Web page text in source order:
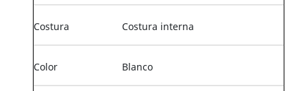
Costura Costura interna
Color Blanco